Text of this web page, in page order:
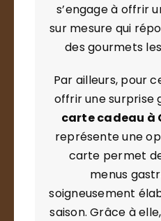
s’engage à offrir
sur mesure qui
des gourmets
Par ailleurs, pour
offrir une surprise
carte cadeau à
représente une
carte permet
menus
soigneusement
saison. Grâce à